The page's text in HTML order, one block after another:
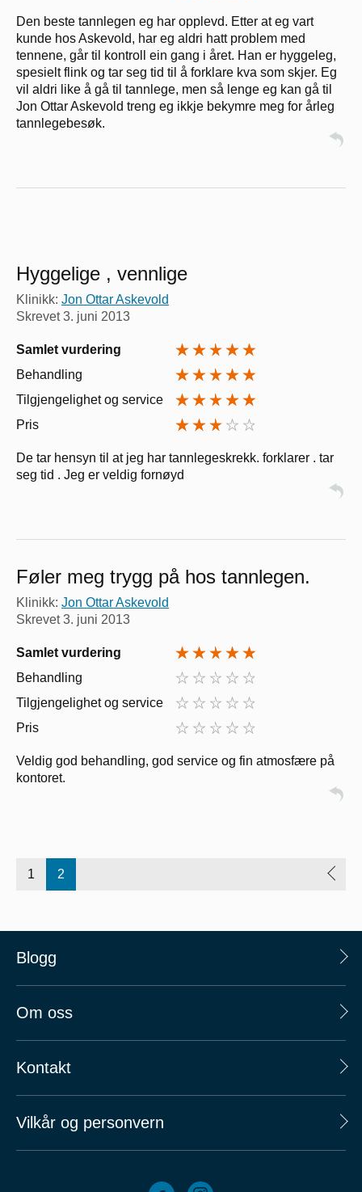
Den beste tannlegen eg har opplevd. Etter at eg vart
kunde hos Askevold, har eg aldri hatt problem med
tennene, går til kontroll ein gang i året. Han er hyggeleg,
spesielt flink og tar seg tid til å forklare kva som skjer. Eg
vil aldri like å gå til tannlege, men så lenge eg kan gå til
Jon Ottar Askevold treng eg ikkje bekymre meg for årleg
tannlegebesøk.
Hyggelige , vennlige
Klinikk: Jon Ottar Askevold
Skrevet3. juni 2013
Samlet vurdering
Behandling
Tilgjengelighet og service
Pris
De tar hensyn til at jeg har tannlegeskrekk. forklarer . tar
seg tid . Jeg er veldig fornøyd
Føler meg trygg på hos tannlegen.
Klinikk: Jon Ottar Askevold
Skrevet3. juni 2013
Samlet vurdering
Behandling
Tilgjengelighet og service
Pris
Veldig god behandling, god service og fin atmosfære på
kontoret.
1 2
Blogg
Om oss
Kontakt
Vilkår og personvern